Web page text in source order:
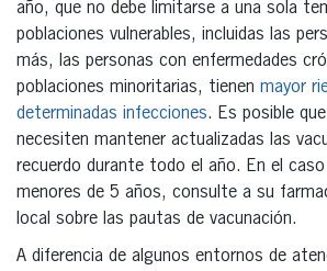
año, que no debe limitarse a una sola
poblaciones vulnerables, incluidas las
más, las personas con enfermedades
poblaciones minoritarias, tienen mayor
determinadas infecciones. Es posible
necesiten mantener actualizadas las
recuerdo durante todo el año. En el
menores de 5 años, consulte a su
local sobre las pautas de vacunación.
A diferencia de algunos entornos de